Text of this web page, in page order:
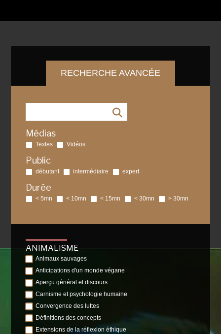
RECHERCHE AVANCÉE
Médias
Textes Vidéos
Public
débutant intermédiaire expert
Durée
< 5mn < 10mn < 15mn < 30mn > 30mn
ANIMALISME
Animaux sauvages
Anticipations d'un monde végane
Aperçu général et discours
Carnisme et psychologie humaine
Convergence des luttes
Définitions des concepts
Extensions de la réflexion éthique